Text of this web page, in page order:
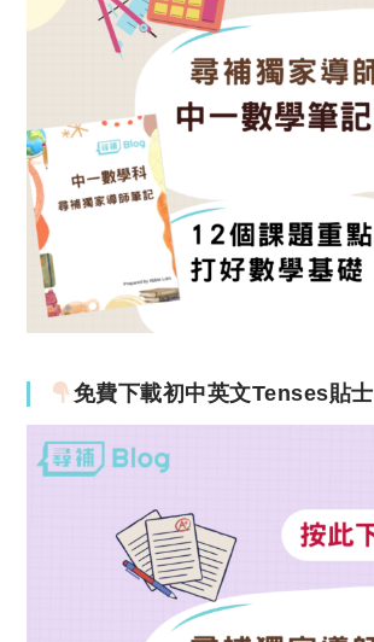
免費下載初中英文Tenses貼士